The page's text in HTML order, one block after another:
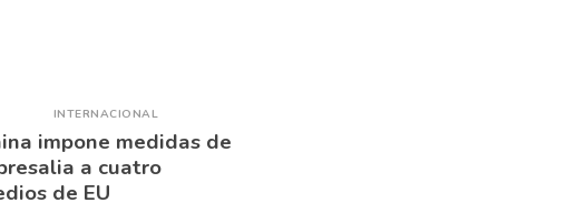
INTERNACIONAL
impone medidas de
a cuatro
de EU